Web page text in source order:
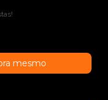
mesmo